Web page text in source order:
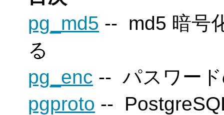
pg_md5 -- md5 暗号
る
pg_enc -- パスワー
pgproto --